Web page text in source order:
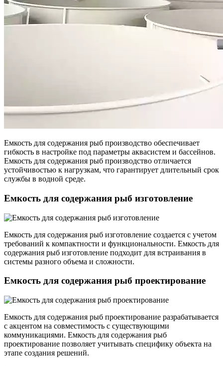
Емкость для содержания рыб производство обеспечивает
гибкость в настройке под параметры аквасистем и бассейнов.
Емкость для содержания рыб производство отличается
устойчивостью к нагрузкам, что гарантирует длительный срок
службы в водной среде.
Емкость для содержания рыб изготовление
Емкость для содержания рыб изготовление создается с учетом
требований к компактности и функциональности. Емкость для
содержания рыб изготовление подходит для встраивания в
системы разного объема и сложности.
Емкость для содержания рыб проектирование
Емкость для содержания рыб проектирование разрабатывается
с акцентом на совместимость с существующими
коммуникациями. Емкость для содержания рыб
проектирование позволяет учитывать специфику объекта на
этапе создания решений.